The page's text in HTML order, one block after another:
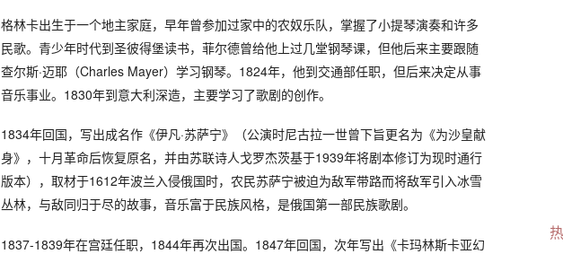
格林卡出生于一个地主家庭，早年曾参加过家中的农奴乐队，掌握了小提琴演奏和许多
民歌。青少年时代到圣彼得堡读书，菲尔德曾给他上过几堂钢琴课，但他后来主要跟随
查尔斯·迈耶（Charles Mayer）学习钢琴。1824年，他到交通部任职，但后来决定从事
音乐事业。1830年到意大利深造，主要学习了歌剧的创作。
1834年回国，写出成名作《伊凡·苏萨宁》（公演时尼古拉一世曾下旨更名为《为沙皇献
身》，十月革命后恢复原名，并由苏联诗人戈罗杰茨基于1939年将剧本修订为现时通行
版本），取材于1612年波兰入侵俄国时，农民苏萨宁被迫为敌军带路而将敌军引入冰雪
丛林，与敌同归于尽的故事，音乐富于民族风格，是俄国第一部民族歌剧。
1837-1839年在宫廷任职，1844年再次出国。1847年回国，次年写出《卡玛林斯卡亚幻